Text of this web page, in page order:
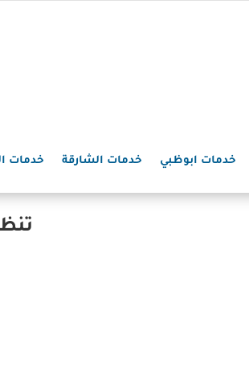
خدمات ابوظبي خدمات الشارقة خدمات